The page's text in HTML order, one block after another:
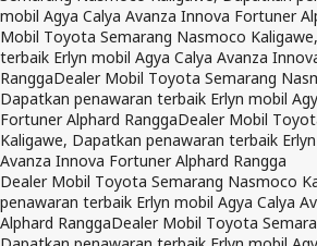
mobil Agya Calya Avanza Innova Fortuner
Mobil Toyota Semarang Nasmoco
terbaik Erlyn mobil Agya Calya Avanza
RanggaDealer Mobil Toyota Semarang
Dapatkan penawaran terbaik Erlyn mobil
Fortuner Alphard RanggaDealer Mobil
Kaligawe, Dapatkan penawaran terbaik
Avanza Innova Fortuner Alphard Rangga
Dealer Mobil Toyota Semarang Nasmoco
penawaran terbaik Erlyn mobil Agya Calya
Alphard RanggaDealer Mobil Toyota